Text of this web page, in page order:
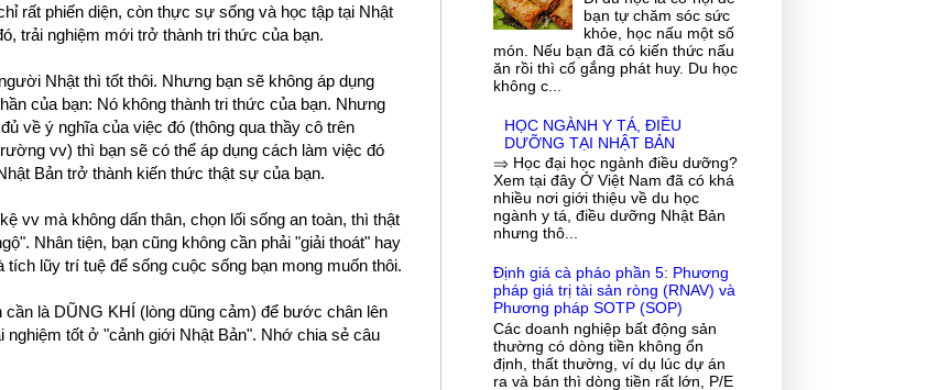
rất phiến diện, còn thực sự sống và học tập tại Nhật
trải nghiệm mới trở thành tri thức của bạn.
Nhật thì tốt thôi. Nhưng bạn sẽ không áp dụng
của bạn: Nó không thành tri thức của bạn. Nhưng
về ý nghĩa của việc đó (thông qua thầy cô trên
vv) thì bạn sẽ có thể áp dụng cách làm việc đó
Bản trở thành kiến thức thật sự của bạn.
vv mà không dấn thân, chọn lối sống an toàn, thì thật
Nhân tiện, bạn cũng không cần phải "giải thoát" hay
lũy trí tuệ để sống cuộc sống bạn mong muốn thôi.
là DŨNG KHÍ (lòng dũng cảm) để bước chân lên
tốt ở "cảnh giới Nhật Bản". Nhớ chia sẻ câu
bạn tự chăm sóc sức
khỏe, học nấu một số
món. Nếu bạn đã có kiến thức nấu
ăn rồi thì cố gắng phát huy. Du học
không c...
HỌC NGÀNH Y TÁ, ĐIỀU
DƯỠNG TẠI NHẬT BẢN
⇒ Học đại học ngành điều dưỡng?
Xem tại đây Ở Việt Nam đã có khá
nhiều nơi giới thiệu về du học
ngành y tá, điều dưỡng Nhật Bản
nhưng thô...
Định giá cà pháo phần 5: Phương
pháp giá trị tài sản ròng (RNAV) và
Phương pháp SOTP (SOP)
Các doanh nghiệp bất động sản
thường có dòng tiền không ổn
định, thất thường, ví dụ lúc dự án
ra và bán thì dòng tiền rất lớn, P/E